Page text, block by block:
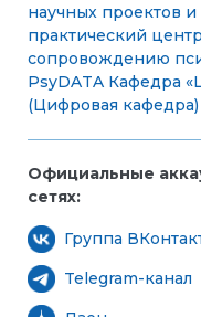
научных проектов
практический
сопровождению
PsyDATA Кафедра
(Цифровая кафедра)
Официальные
сетях:
Группа
Telegram-канал